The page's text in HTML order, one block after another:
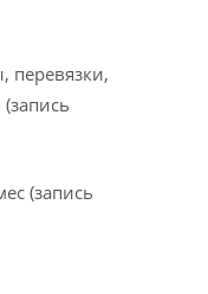
перевязки,
(запись